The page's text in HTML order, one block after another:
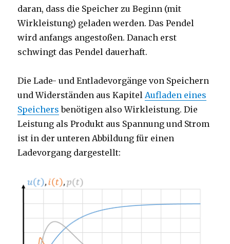
daran, dass die Speicher zu Beginn (mit
Wirkleistung) geladen werden. Das Pendel
wird anfangs angestoßen. Danach erst
schwingt das Pendel dauerhaft.
Die Lade- und Entladevorgänge von Speichern
und Widerständen aus KapitelAufladen eines
Speichers benötigen also Wirkleistung. Die
Leistung als Produkt aus Spannung und Strom
ist in der unteren Abbildung für einen
Ladevorgang dargestellt: